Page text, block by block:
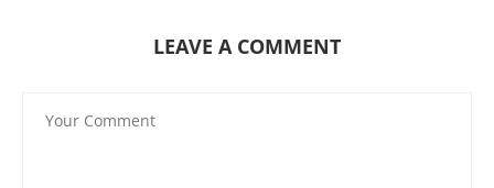
LEAVE A COMMENT